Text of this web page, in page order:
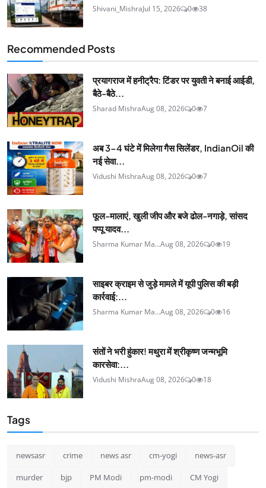
Shivani_MishraJul 15, 2026 0 38
Recommended Posts
प्रयागराज में हनीट्रैप: टिंडर पर युवती ने बनाई आईडी,
बैठे-बैठे...
Sharad MishraAug 08, 2026 0 7
अब 3-4 घंटे में मिलेगा गैस सिलेंडर, IndianOil की
नई सेवा...
Vidushi MishraAug 08, 2026 0 7
फूल-मालाएं, खुली जीप और बजे ढोल-नगाड़े, सांसद
पप्पू यादव...
Sharma Kumar Ma...Aug 08, 2026 0 19
साइबर क्राइम से जुड़े मामले में यूपी पुलिस की बड़ी
कार्रवाई:...
Sharma Kumar Ma...Aug 08, 2026 0 16
संतों ने भरी हुंकार! मथुरा में श्रीकृष्ण जन्मभूमि
कारसेवा:...
Vidushi MishraAug 08, 2026 0 18
Tags
newsasr crime news asr cm-yogi news-asr
murder bjp PM Modi pm-modi CM Yogi